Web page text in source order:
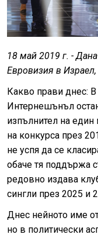
18 май 2019 г. -
Евровизия в Израел,
Какво прави днес:
Интернешънъл
изпълнител на един
на конкурса през
не успя да се
обаче тя поддържа
редовно издава
сингли през 2025 и
Днес нейното име
но в политически